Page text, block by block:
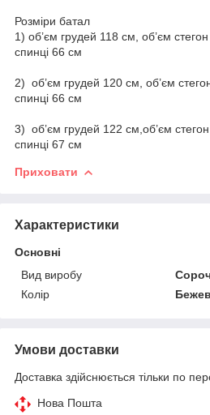
Розміри батал
1) об’єм грудей 118 см, об’єм
спинці 66 см
2) об’єм грудей 120 см, об’єм
спинці 66 см
3) об’єм грудей 122 см,об’єм
спинці 67 см
Приховати
Характеристики
Основні
Вид виробу
Колір
Умови доставки
Доставка здійснюється тільки по
Нова Пошта